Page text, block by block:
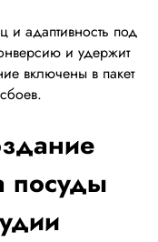
и адаптивность под
и удержит
включены в пакет
посуды